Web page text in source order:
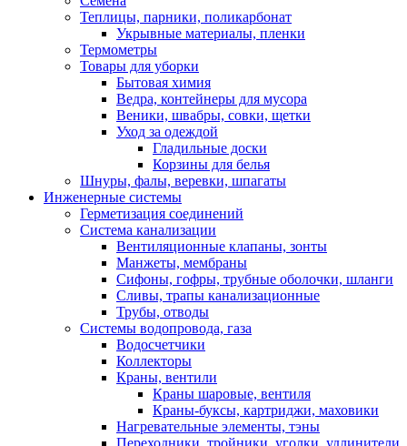
Теплицы, парники, поликарбонат
Укрывные материалы, пленки
Термометры
Товары для уборки
Бытовая химия
Ведра, контейнеры для мусора
Веники, швабры, совки, щетки
Уход за одеждой
Гладильные доски
Корзины для белья
Шнуры, фалы, веревки, шпагаты
Инженерные системы
Герметизация соединений
Система канализации
Вентиляционные клапаны, зонты
Манжеты, мембраны
Сифоны, гофры, трубные оболочки, шланги
Сливы, трапы канализационные
Трубы, отводы
Системы водопровода, газа
Водосчетчики
Коллекторы
Краны, вентили
Краны шаровые, вентиля
Краны-буксы, картриджи, маховики
Нагревательные элементы, тэны
Переходники, тройники, уголки, удлинители